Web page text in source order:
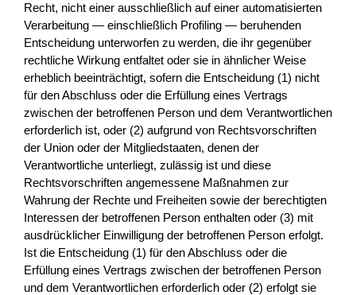
Recht, nicht einer ausschließlich auf einer automatisierten
Verarbeitung — einschließlich Profiling — beruhenden
Entscheidung unterworfen zu werden, die ihr gegenüber
rechtliche Wirkung entfaltet oder sie in ähnlicher Weise
erheblich beeinträchtigt, sofern die Entscheidung (1) nicht
für den Abschluss oder die Erfüllung eines Vertrags
zwischen der betroffenen Person und dem Verantwortlichen
erforderlich ist, oder (2) aufgrund von Rechtsvorschriften
der Union oder der Mitgliedstaaten, denen der
Verantwortliche unterliegt, zulässig ist und diese
Rechtsvorschriften angemessene Maßnahmen zur
Wahrung der Rechte und Freiheiten sowie der berechtigten
Interessen der betroffenen Person enthalten oder (3) mit
ausdrücklicher Einwilligung der betroffenen Person erfolgt.
Ist die Entscheidung (1) für den Abschluss oder die
Erfüllung eines Vertrags zwischen der betroffenen Person
und dem Verantwortlichen erforderlich oder (2) erfolgt sie